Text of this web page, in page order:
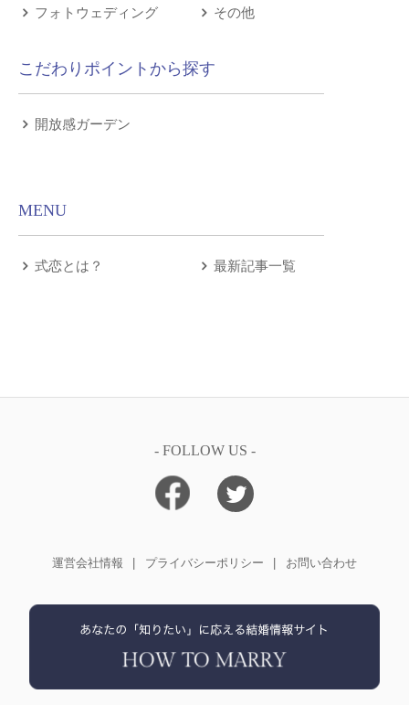
フォトウェディング
その他
こだわりポイントから探す
開放感ガーデン
MENU
式恋とは？ 最新記事一覧
- FOLLOW US -
運営会社情報 プライバシーポリシー お問い合わせ